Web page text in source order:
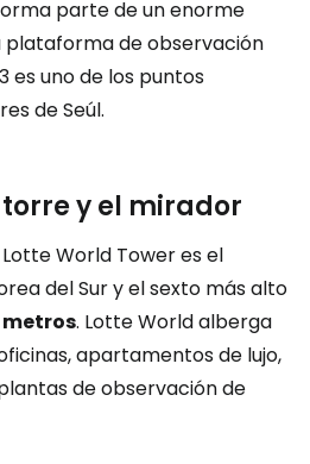
parte de un enorme
de observación
es uno de los puntos
de Seúl.
y el mirador
World Tower es el
del Sur y el sexto más alto
metros. Lotte World alberga
apartamentos de lujo,
de observación de